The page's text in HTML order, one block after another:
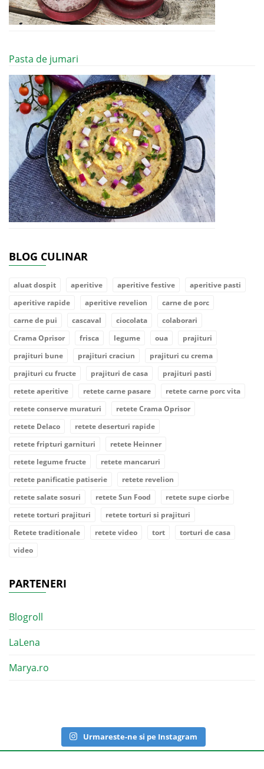
Pasta de jumari
BLOG CULINAR
aluat dospit aperitive aperitive festive
aperitive pasti
aperitive rapide
aperitive revelion
carne de porc
carne de pui
cascaval ciocolata
colaborari
Crama Oprisor
frisca legume oua
prajituri
prajituri bune
prajituri craciun
prajituri cu crema
prajituri cu fructe
prajituri de casa
prajituri pasti
retete aperitive
retete carne pasare
retete carne porc vita
retete conserve muraturi
retete Crama Oprisor
retete Delaco
retete deserturi rapide
retete fripturi garnituri
retete Heinner
retete legume fructe
retete mancaruri
retete panificatie patiserie
retete revelion
retete salate sosuri
retete Sun Food
retete supe ciorbe
retete torturi prajituri
retete torturi si prajituri
Retete traditionale
retete video tort
torturi de casa
video
PARTENERI
Blogroll
LaLena
Marya.ro
Urmareste-ne si pe Instagram